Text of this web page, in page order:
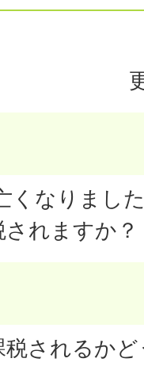
くなりまし
れますか？
されるか